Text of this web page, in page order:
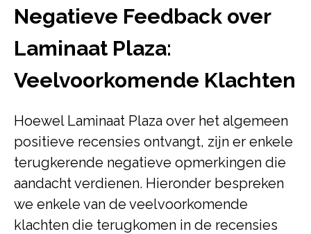
Negatieve Feedback over
Laminaat Plaza:
Veelvoorkomende Klachten
Hoewel Laminaat Plaza over het algemeen
positieve recensies ontvangt, zijn er enkele
terugkerende negatieve opmerkingen die
aandacht verdienen. Hieronder bespreken
we enkele van de veelvoorkomende
klachten die terugkomen in de recensies